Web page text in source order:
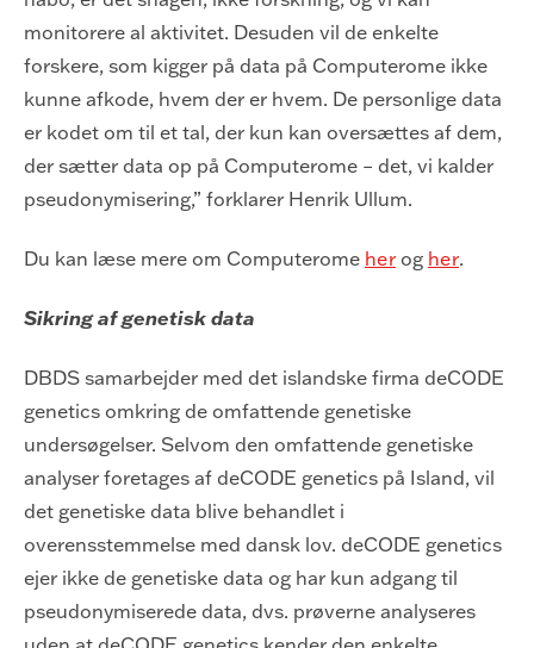
monitorere al aktivitet. Desuden vil de enkelte
forskere, som kigger på data på Computerome ikke
kunne afkode, hvem der er hvem. De personlige data
er kodet om til et tal, der kun kan oversættes af dem,
der sætter data op på Computerome – det, vi kalder
pseudonymisering,” forklarer Henrik Ullum.
Du kan læse mere om Computerome herog her.
Sikring af genetisk data
DBDS samarbejder med det islandske firma deCODE
genetics omkring de omfattende genetiske
undersøgelser. Selvom den omfattende genetiske
analyser foretages af deCODE genetics på Island, vil
det genetiske data blive behandlet i
overensstemmelse med dansk lov. deCODE genetics
ejer ikke de genetiske data og har kun adgang til
pseudonymiserede data, dvs. prøverne analyseres